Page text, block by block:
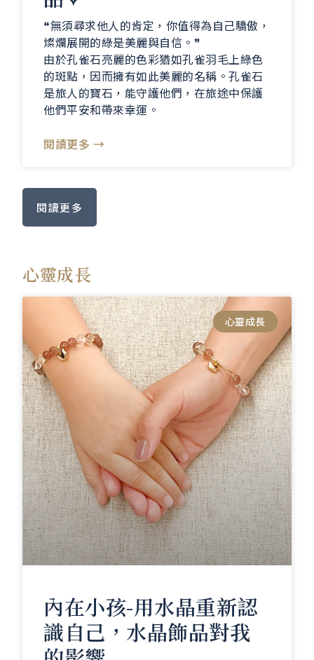
❝無須尋求他人的肯定，你值得為自己驕傲，
燦爛展開的綠是美麗與自信。❞
由於孔雀石亮麗的色彩猶如孔雀羽毛上綠色
的斑點，因而擁有如此美麗的名稱。孔雀石
是旅人的寶石，能守護他們，在旅途中保護
他們平安和帶來幸運。
閱讀更多 →
閱讀更多
心靈成長
心靈成長
內在小孩-用水晶重新認
識自己，水晶飾品對我